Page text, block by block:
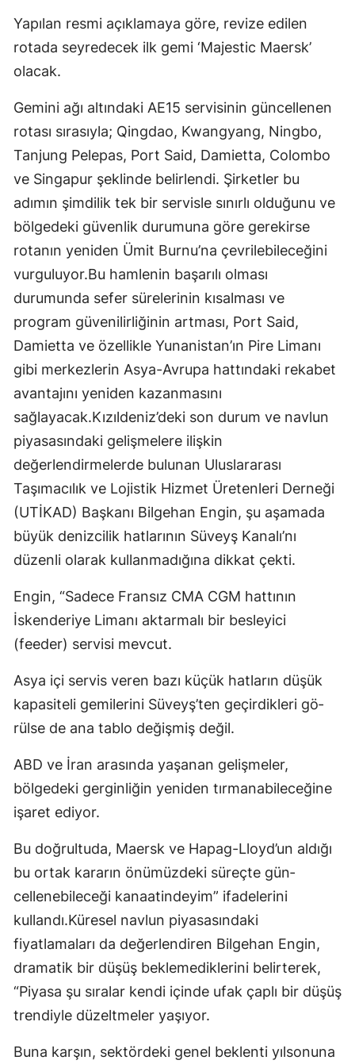
Yapılan resmi açıklamaya göre, revize edilen
rotada seyredecek ilk gemi ‘Ma­jestic Maersk’
olacak.
Gemini ağı altındaki AE15 servisinin gün­cellenen
rotası sırasıyla; Qing­dao, Kwangyang, Ningbo,
Tan­jung Pelepas, Port Said, Damiet­ta, Colombo
ve Singapur şeklinde belirlendi. Şirketler bu
adımın şimdilik tek bir servisle sınırlı ol­duğunu ve
bölgedeki güvenlik du­rumuna göre gerekirse
rotanın yeniden Ümit Burnu’na çevrile­bileceğini
vurguluyor.Bu hamlenin başarılı olma­sı
durumunda sefer süreleri­nin kısalması ve
program güve­nilirliğinin artması, Port Said,
Damietta ve özellikle Yunanis­tan’ın Pire Limanı
gibi merkez­lerin Asya-Avrupa hattındaki rekabet
avantajını yeniden ka­zanmasını
sağlayacak.Kızıldeniz’deki son durum ve navlun
piyasasındaki gelişme­lere ilişkin
değerlendirmelerde bulunan Uluslararası
Taşımacı­lık ve Lojistik Hizmet Üretenleri Derneği
(UTİKAD) Başkanı Bil­gehan Engin, şu aşamada
büyük denizcilik hatlarının Süveyş Ka­nalı’nı
düzenli olarak kullanma­dığına dikkat çekti.
Engin, “Sade­ce Fransız CMA CGM hattının
İskenderiye Limanı aktarmalı bir besleyici
(feeder) servisi mevcut.
Asya içi servis veren bazı küçük hatların düşük
kapasiteli gemi­lerini Süveyş’ten geçirdikleri gö­
rülse de ana tablo değişmiş değil.
ABD ve İran arasında yaşanan gelişmeler,
bölgedeki gerginliğin yeniden tırmanabileceğine
işaret ediyor.
Bu doğrultuda, Maersk ve Hapag-Lloyd’un aldığı
bu ortak kararın önümüzdeki süreçte gün­
cellenebileceği kanaatindeyim” ifadelerini
kullandı.Küresel navlun piyasasında­ki
fiyatlamaları da değerlendi­ren Bilgehan Engin,
dramatik bir düşüş beklemediklerini belirte­rek,
“Piyasa şu sıralar kendi için­de ufak çaplı bir düşüş
trendiyle düzeltmeler yaşıyor.
Buna kar­şın, sektördeki genel beklenti yıl­sonuna